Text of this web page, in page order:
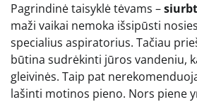
Pagrindinė taisyklė tėvams –
maži vaikai nemoka išsipūsti
specialius aspiratorius. Tačiau
būtina sudrėkinti jūros vandeniu,
gleivinės. Taip pat
lašinti motinos pieno. Nors piene